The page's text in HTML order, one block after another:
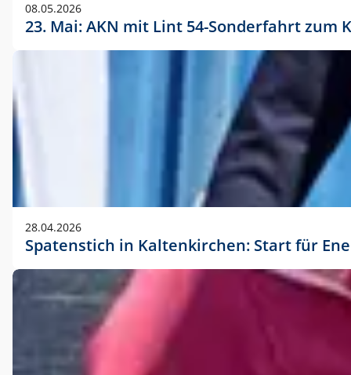
08.05.2026
23. Mai: AKN mit Lint 54-Sonderfahrt
28.04.2026
Spatenstich in Kaltenkirchen: Start für